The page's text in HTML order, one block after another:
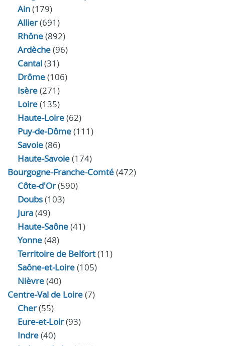
Ain(179)
Allier(691)
Rhône(892)
Ardèche(96)
Cantal(31)
Drôme(106)
Isère(271)
Loire(135)
Haute-Loire(62)
Puy-de-Dôme(111)
Savoie(86)
Haute-Savoie(174)
Bourgogne-Franche-Comté(472)
Côte-d'Or(590)
Doubs(103)
Jura(49)
Haute‑Saône(41)
Yonne(48)
Territoire de Belfort(11)
Saône-et-Loire(105)
Nièvre(40)
Centre-Val de Loire(7)
Cher(55)
Eure‑et‑Loir(93)
Indre(40)